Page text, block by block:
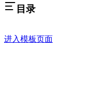
目录
进入模板页面